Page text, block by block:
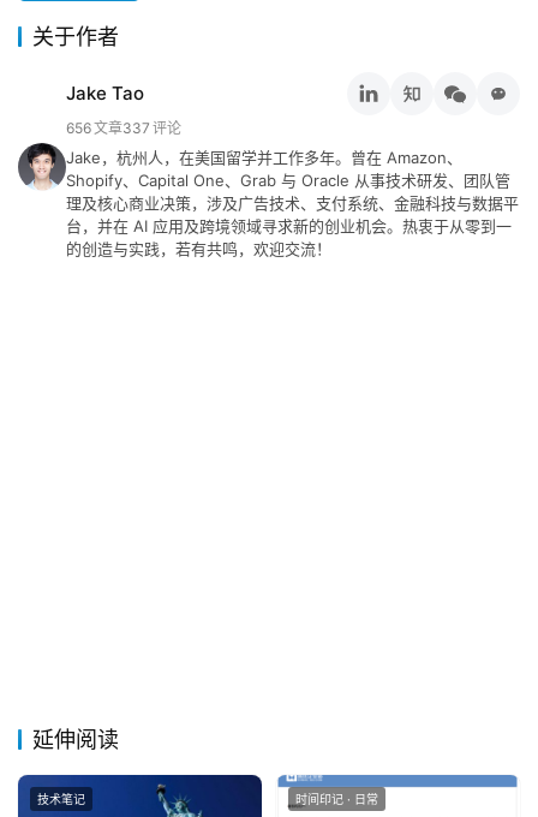
留
言
关于作者
Jake Tao
656文章337 评论
Jake，杭州人，在美国留学并工作多年。曾在 Amazon、
Shopify、Capital One、Grab 与 Oracle 从事技术研发、团队管
理及核心商业决策，涉及广告技术、支付系统、金融科技与数据平
台，并在 AI 应用及跨境领域寻求新的创业机会。热衷于从零到一
的创造与实践，若有共鸣，欢迎交流！
延伸阅读
技术笔记 时间印记 · 日常